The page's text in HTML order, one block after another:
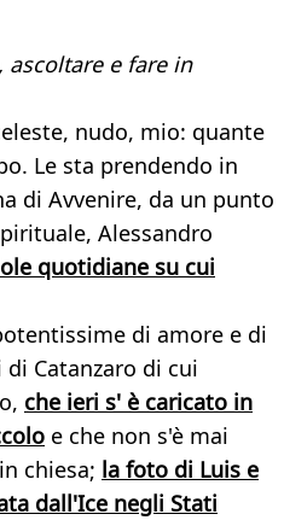
ascoltare e fare in
nudo, mio: quante
Le sta prendendo in
di Avvenire, da un punto
Alessandro
quotidiane su cui
di amore e di
Catanzaro di cui
che ieri s' è caricato in
e che non s'è mai
chiesa; la foto di Luis e
dall'Ice negli Stati